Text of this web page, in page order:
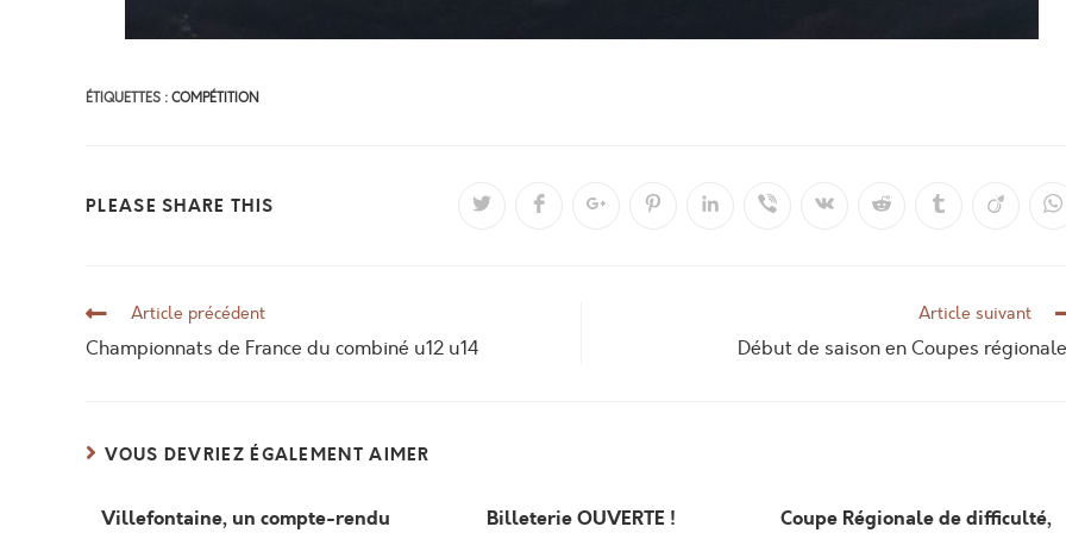
ÉTIQUETTES : COMPÉTITION
PLEASE SHARE THIS
Article précédent
Championnats de France du combiné u12 u14
Article suivant
Début de saison en Coupes
VOUS DEVRIEZ ÉGALEMENT AIMER
Villefontaine, un compte-rendu Billeterie OUVERTE !
Coupe Régionale de difficulté,